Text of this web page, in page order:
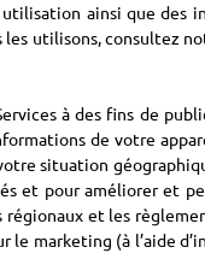
ainsi que des
les utilisons, consultez
à des fins de
de votre
situation
et pour améliorer et
régionaux et les
marketing (à l’aide